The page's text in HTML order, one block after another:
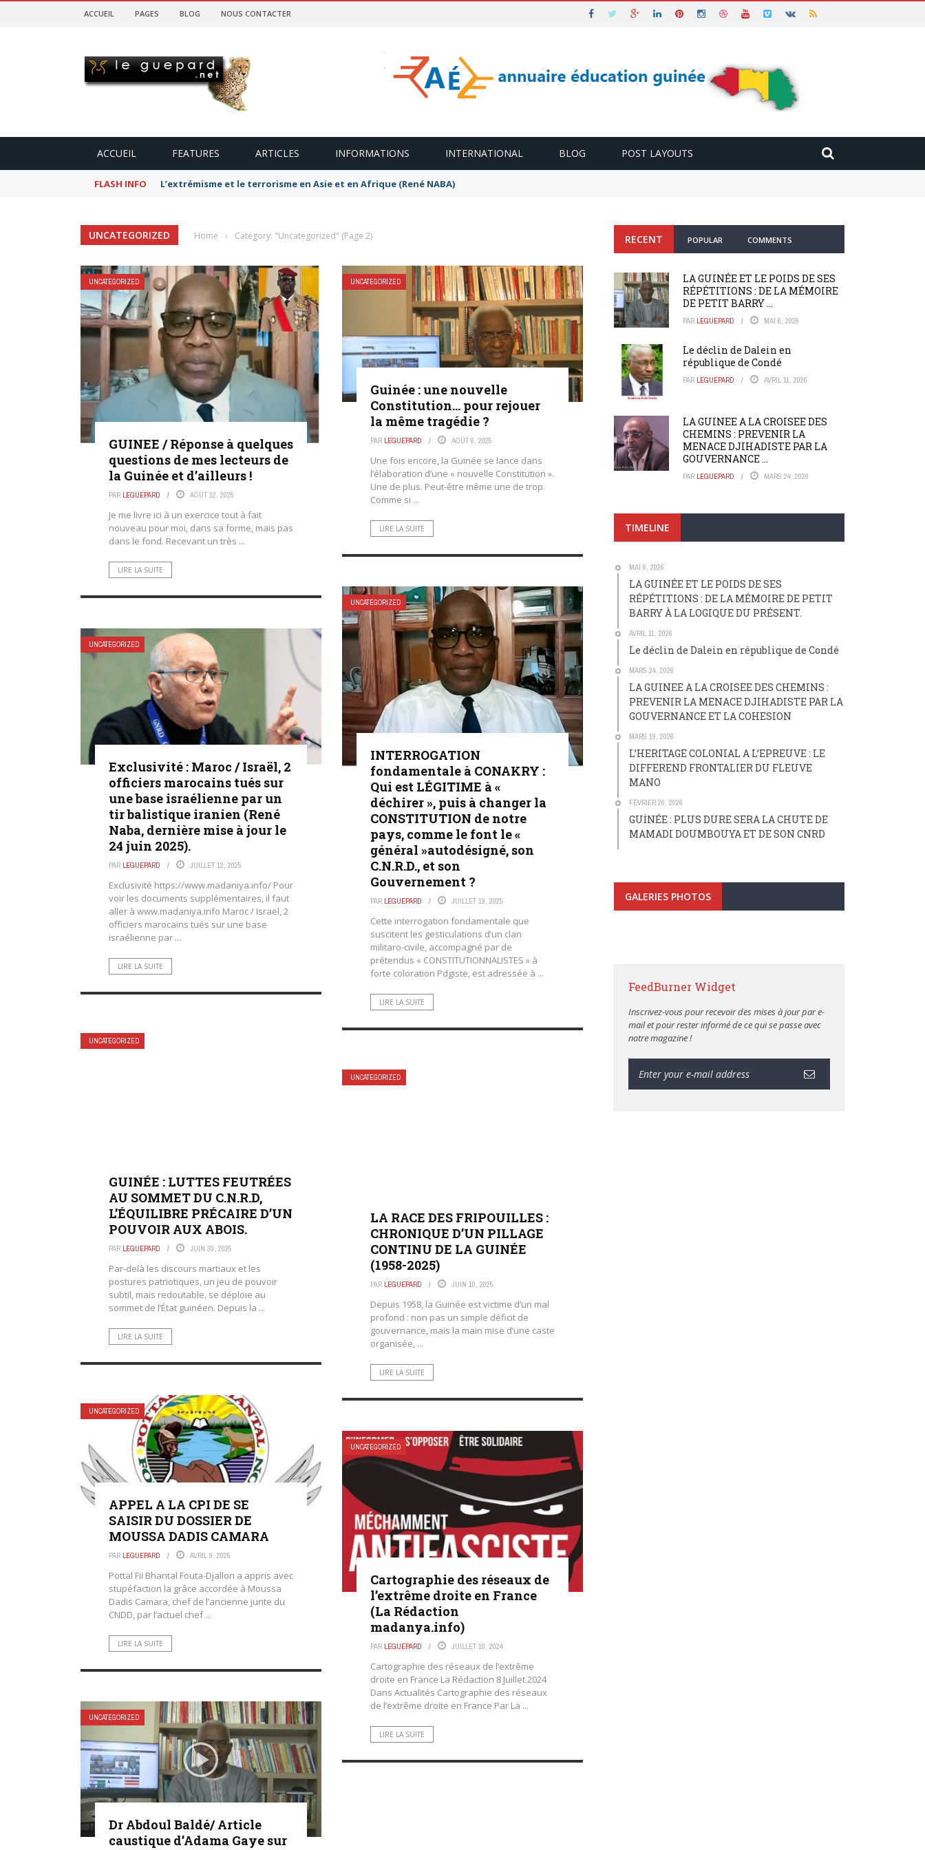
ACCUEIL PAGES BLOG NOUS CONTACTER
ACCUEIL FEATURES ARTICLES INFORMATIONS INTERNATIONAL BLOG POST LAYOUTS
FLASH INFO L’extrémisme et le terrorisme en Asie et en Afrique (René NABA)
UNCATEGORIZED Home › Category: "Uncategorized" (Page 2)
UNCATEGORIZED
GUINEE / Réponse à quelques
questions de mes lecteurs de
la Guinée et d’ailleurs !
PAR LEGUEPARD AOÛT 12, 2025
Je me livre ici à un exercice tout à fait
nouveau pour moi, dans sa forme, mais pas
dans le fond. Recevant un très ...
LIRE LA SUITE
UNCATEGORIZED
Guinée : une nouvelle
Constitution… pour rejouer
la même tragédie ?
PAR LEGUEPARD AOÛT 6, 2025
Une fois encore, la Guinée se lance dans
l’élaboration d’une « nouvelle Constitution ».
Une de plus. Peut-être même une de trop.
Comme si ...
LIRE LA SUITE
UNCATEGORIZED
INTERROGATION
fondamentale à CONAKRY :
Qui est LÉGITIME à «
déchirer », puis à changer la
CONSTITUTION de notre
pays, comme le font le «
général »autodésigné, son
C.N.R.D., et son
Gouvernement ?
PAR LEGUEPARD JUILLET 19, 2025
Cette interrogation fondamentale que
suscitent les gesticulations d’un clan
militaro-civile, accompagné par de
prétendus « CONSTITUTIONNALISTES » à
forte coloration Pdgiste, est adressée à ...
LIRE LA SUITE
UNCATEGORIZED
Exclusivité : Maroc / Israël, 2
officiers marocains tués sur
une base israélienne par un
tir balistique iranien (René
Naba, dernière mise à jour le
24 juin 2025).
PAR LEGUEPARD JUILLET 12, 2025
Exclusivité https://www.madaniya.info/ Pour
voir les documents supplémentaires, il faut
aller à www.madaniya.info Maroc / Israël, 2
officiers marocains tués sur une base
israélienne par ...
LIRE LA SUITE
UNCATEGORIZED
GUINÉE : LUTTES FEUTRÉES
AU SOMMET DU C.N.R.D,
L’ÉQUILIBRE PRÉCAIRE D’UN
POUVOIR AUX ABOIS.
PAR LEGUEPARD JUIN 30, 2025
Par-delà les discours martiaux et les
postures patriotiques, un jeu de pouvoir
subtil, mais redoutable, se déploie au
sommet de l’État guinéen. Depuis la ...
LIRE LA SUITE
UNCATEGORIZED
LA RACE DES FRIPOUILLES :
CHRONIQUE D’UN PILLAGE
CONTINU DE LA GUINÉE
(1958-2025)
PAR LEGUEPARD JUIN 10, 2025
Depuis 1958, la Guinée est victime d’un mal
profond : non pas un simple déficit de
gouvernance, mais la main mise d’une caste
organisée, ...
LIRE LA SUITE
UNCATEGORIZED
APPEL A LA CPI DE SE
SAISIR DU DOSSIER DE
MOUSSA DADIS CAMARA
PAR LEGUEPARD AVRIL 9, 2025
Pottal Fii Bhantal Fouta-Djallon a appris avec
stupéfaction la grâce accordée à Moussa
Dadis Camara, chef de l’ancienne junte du
CNDD, par l’actuel chef ...
LIRE LA SUITE
UNCATEGORIZED
Cartographie des réseaux de
l’extrême droite en France
(La Rédaction
madanya.info)
PAR LEGUEPARD JUILLET 10, 2024
Cartographie des réseaux de l’extrême
droite en France La Rédaction 8 Juillet 2024
Dans Actualités Cartographie des réseaux
de l’extrême droite en France Par La ...
LIRE LA SUITE
UNCATEGORIZED
Dr Abdoul Baldé/ Article
caustique d’Adama Gaye sur
RECENT POPULAR COMMENTS
LA GUINÉE ET LE POIDS DE SES
RÉPÉTITIONS : DE LA MÉMOIRE
DE PETIT BARRY ...
PAR LEGUEPARD MAI 6, 2026
Le déclin de Dalein en
république de Condé
PAR LEGUEPARD AVRIL 11, 2026
LA GUINEE A LA CROISEE DES
CHEMINS : PREVENIR LA
MENACE DJIHADISTE PAR LA
GOUVERNANCE ...
PAR LEGUEPARD MARS 24, 2026
TIMELINE
MAI 6, 2026
LA GUINÉE ET LE POIDS DE SES
RÉPÉTITIONS : DE LA MÉMOIRE DE PETIT
BARRY À LA LOGIQUE DU PRÉSENT.
AVRIL 11, 2026
Le déclin de Dalein en république de Condé
MARS 24, 2026
LA GUINEE A LA CROISEE DES CHEMINS :
PREVENIR LA MENACE DJIHADISTE PAR LA
GOUVERNANCE ET LA COHESION
MARS 19, 2026
L’HERITAGE COLONIAL A L’EPREUVE : LE
DIFFEREND FRONTALIER DU FLEUVE
MANO
FÉVRIER 26, 2026
GUİNÉE : PLUS DURE SERA LA CHUTE DE
MAMADI DOUMBOUYA ET DE SON CNRD
GALERIES PHOTOS
FeedBurner Widget
Inscrivez-vous pour recevoir des mises à jour par e-
mail et pour rester informé de ce qui se passe avec
notre magazine !